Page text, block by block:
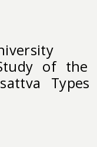
of the